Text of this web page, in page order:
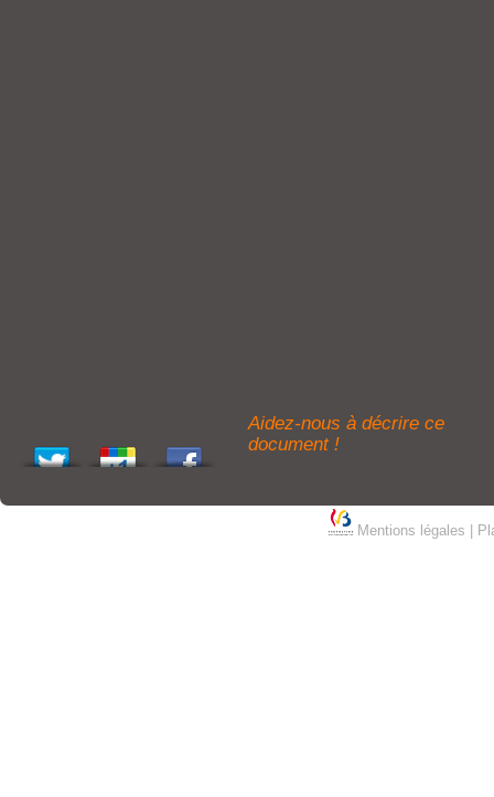
Aidez-nous à décrire ce
document !
Mentions légales